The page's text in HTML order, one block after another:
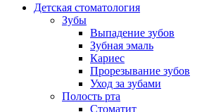
Детская стоматология
Зубы
Выпадение зубов
Зубная эмаль
Кариес
Прорезывание зубов
Уход за зубами
Полость рта
Стоматит